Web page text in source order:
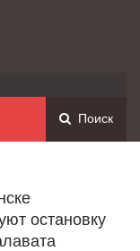
Поиск
остановку